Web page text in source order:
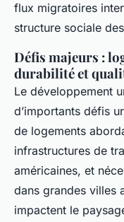
flux migratoires
structure sociale
Défis majeurs :
durabilité et
Le développement
d’importants défis
de logements
infrastructures de
américaines, et
dans grandes villes
impactent le